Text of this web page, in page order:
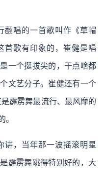
翻唱的一首歌叫作《草帽
首歌有印象的，崔健是唱
一个挺拔尖的，干点啥都
文艺分子。崔健还有一个
霹雳舞最流行、最风靡的
。
讲，当年那一波摇滚明星
霹雳舞跳得特别好的，大